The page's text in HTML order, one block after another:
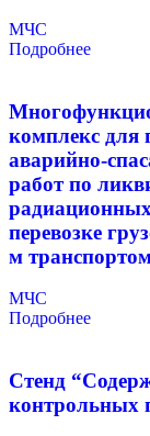
МЧС
Подробнее
комплекс для
аварийно-
работ по
перевозке
м
МЧС
Подробнее
Стенд
контрольных